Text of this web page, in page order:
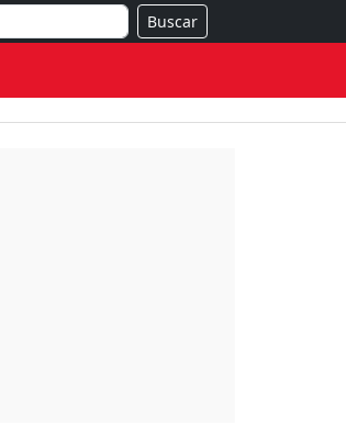
Buscar